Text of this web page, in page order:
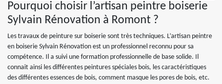
Pourquoi choisir l’artisan peintre boiserie
Sylvain Rénovation à Romont ?
Les travaux de peinture sur boiserie sont très techniques. L’artisan peintre
en boiserie Sylvain Rénovation est un professionnel reconnu pour sa
compétence. Il a suivi une formation professionnelle de base solide. Il
connait ainsi les différentes peintures spéciales bois, les caractéristiques
des différentes essences de bois, comment masque les pores de bois, etc.